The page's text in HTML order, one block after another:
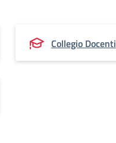
Collegio Docenti